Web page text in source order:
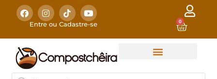
Entre ou Cadastre-se 0